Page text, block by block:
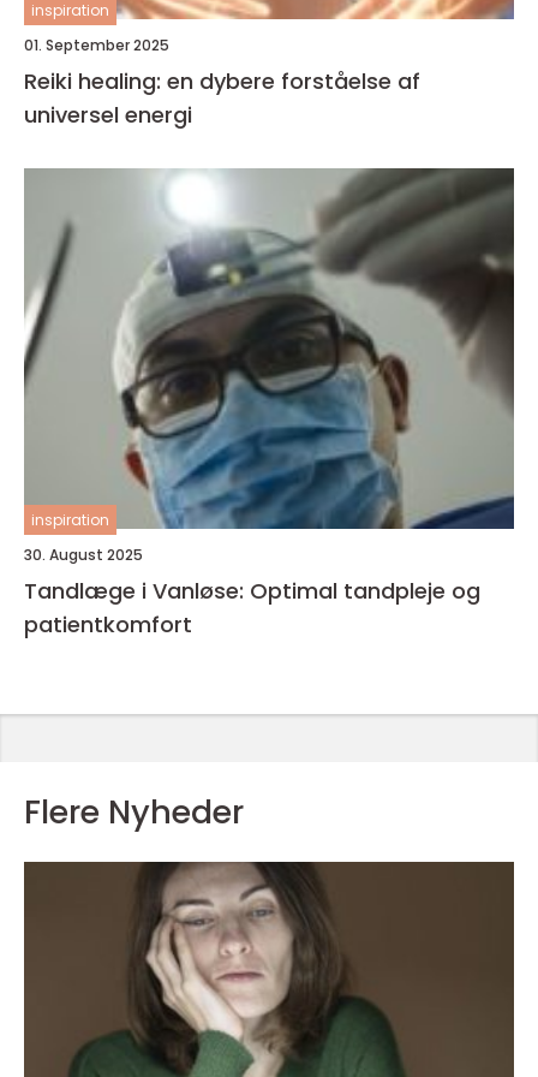
inspiration
01. September 2025
Reiki healing: en dybere forståelse af
universel energi
inspiration
30. August 2025
Tandlæge i Vanløse: Optimal tandpleje og
patientkomfort
Flere Nyheder